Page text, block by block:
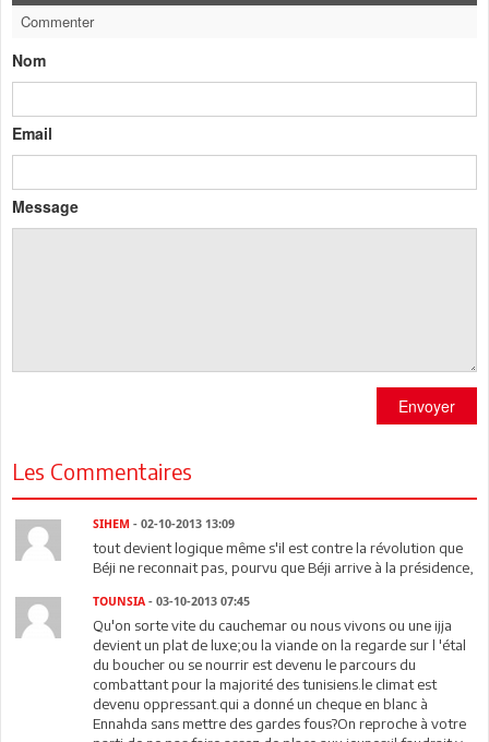
Commenter
Nom
Email
Message
Envoyer
Les Commentaires
SIHEM - 02-10-2013 13:09
tout devient logique même s'il est contre la révolution que
Béji ne reconnait pas, pourvu que Béji arrive à la présidence,
TOUNSIA - 03-10-2013 07:45
Qu'on sorte vite du cauchemar ou nous vivons ou une ijja
devient un plat de luxe;ou la viande on la regarde sur l 'étal
du boucher ou se nourrir est devenu le parcours du
combattant pour la majorité des tunisiens.le climat est
devenu oppressant.qui a donné un cheque en blanc à
Ennahda sans mettre des gardes fous?On reproche à votre